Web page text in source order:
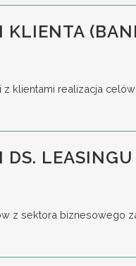
klientami realizacja
LEASINGU
z sektora biznesowego